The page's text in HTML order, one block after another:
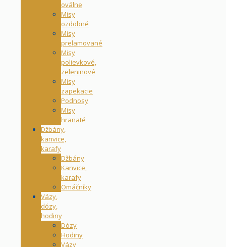
oválne
Misy
ozdobné
Misy
prelamované
Misy
polievkové,
zeleninové
Misy
zapekacie
Podnosy
Misy
hranaté
Džbány,
kanvice,
karafy
Džbány
Kanvice,
karafy
Omáčníky
Vázy,
dózy,
hodiny
Dózy
Hodiny
Vázy